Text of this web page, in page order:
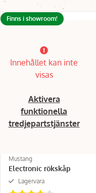
Innehållet kan inte
visas
Aktivera
funktionella
tredjepartstjänster
Mustang
Electronic rökskåp
Lagervara
Finns i showroom!